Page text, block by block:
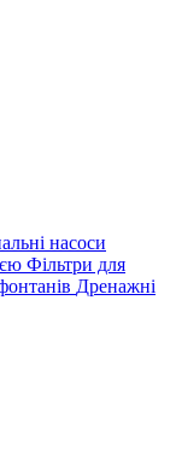
насоси
Фільтри для
Дренажні